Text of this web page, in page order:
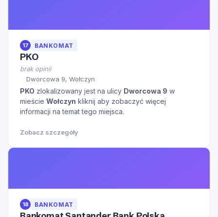
17 BANKOMAT
PKO
brak opinii
Dworcowa 9, Wołczyn
PKO zlokalizowany jest na ulicy Dworcowa 9 w
mieście Wołczyn kliknij aby zobaczyć więcej
informacji na temat tego miejsca.
Zobacz szczegóły
18 BANKOMAT